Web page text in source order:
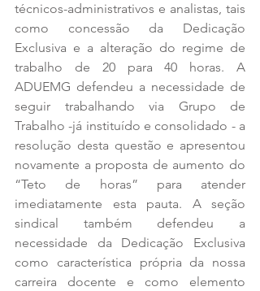
técnicos-administrativos e analistas, tais
como concessão da Dedicação
Exclusiva e a alteração do regime de
trabalho de 20 para 40 horas. A
ADUEMG defendeu a necessidade de
seguir trabalhando via Grupo de
Trabalho -já instituído e consolidado - a
resolução desta questão e apresentou
novamente a proposta de aumento do
“Teto de horas” para atender
imediatamente esta pauta. A seção
sindical também defendeu a
necessidade da Dedicação Exclusiva
como característica própria da nossa
carreira docente e como elemento